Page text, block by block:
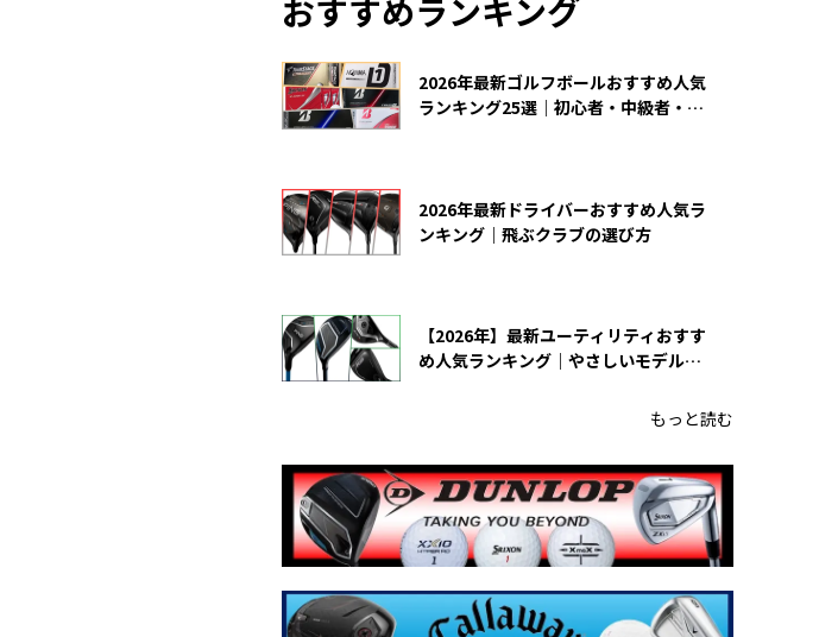
おすすめランキング
2026年最新ゴルフボールおすすめ人気
ランキング25選｜初心者・中級者・上
2026年最新ドライバーおすすめ人気ラ
ンキング｜飛ぶクラブの選び方
【2026年】最新ユーティリティおすす
め人気ランキング｜やさしいモデルの
もっと読む